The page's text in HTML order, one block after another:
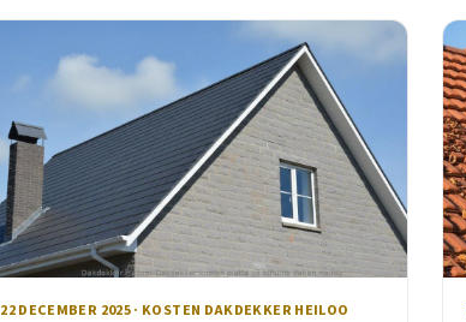
22 DECEMBER 2025 · KOSTEN DAKDEKKER HEILOO